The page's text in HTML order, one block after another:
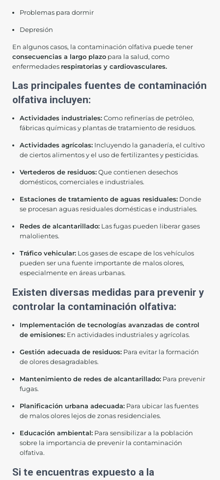
Problemas para dormir
Depresión
En algunos casos, la contaminación olfativa puede tener
consecuencias a largo plazo para la salud, como
enfermedades respiratorias y cardiovasculares.
Las principales fuentes de contaminación
olfativa incluyen:
Actividades industriales: Como refinerías de petróleo,
fábricas químicas y plantas de tratamiento de residuos.
Actividades agrícolas: Incluyendo la ganadería, el cultivo
de ciertos alimentos y el uso de fertilizantes y pesticidas.
Vertederos de residuos: Que contienen desechos
domésticos, comerciales e industriales.
Estaciones de tratamiento de aguas residuales: Donde
se procesan aguas residuales domésticas e industriales.
Redes de alcantarillado: Las fugas pueden liberar gases
malolientes.
Tráfico vehicular: Los gases de escape de los vehículos
pueden ser una fuente importante de malos olores,
especialmente en áreas urbanas.
Existen diversas medidas para prevenir y
controlar la contaminación olfativa:
Implementación de tecnologías avanzadas de control
de emisiones: En actividades industriales y agrícolas.
Gestión adecuada de residuos: Para evitar la formación
de olores desagradables.
Mantenimiento de redes de alcantarillado: Para prevenir
fugas.
Planificación urbana adecuada: Para ubicar las fuentes
de malos olores lejos de zonas residenciales.
Educación ambiental: Para sensibilizar a la población
sobre la importancia de prevenir la contaminación
olfativa.
Si te encuentras expuesto a la